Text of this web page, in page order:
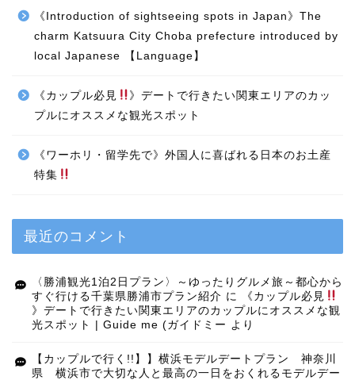
《Introduction of sightseeing spots in Japan》The
charm Katsuura City Choba prefecture introduced by
local Japanese 【Language】
《カップル必見
》デートで行きたい関東エリアのカッ
プルにオススメな観光スポット
《ワーホリ・留学先で》外国人に喜ばれる日本のお土産
特集
最近のコメント
〈勝浦観光1泊2日プラン〉～ゆったりグルメ旅～都心から
すぐ行ける千葉県勝浦市プラン紹介 に
《カップル必見
》デートで行きたい関東エリアのカップルにオススメな観
光スポット | Guide me (ガイドミー より
【カップルで行く!!】】横浜モデルデートプラン 神奈川
県 横浜市で大切な人と最高の一日をおくれるモデルデー